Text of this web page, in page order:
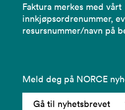
Faktura merkes med vårt
innkjøpsordrenummer,
resursnummer/navn på
Meld deg på NORCE
Gå til nyhetsbrevet